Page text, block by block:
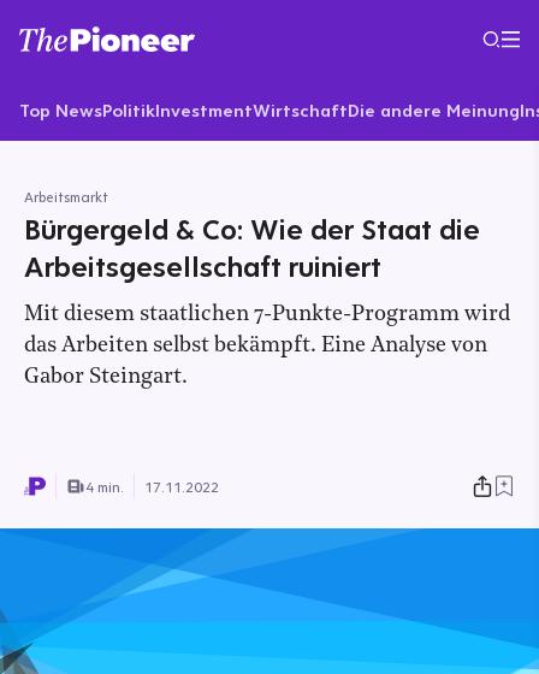
Top NewsPolitikInvestmentWirtschaftDie andere Meinung
Arbeitsmarkt
Bürgergeld & Co: Wie der Staat die
Arbeitsgesellschaft ruiniert
Mit diesem staatlichen 7-Punkte-Programm wird
das Arbeiten selbst bekämpft. Eine Analyse von
Gabor Steingart.
4 min. 17.11.2022